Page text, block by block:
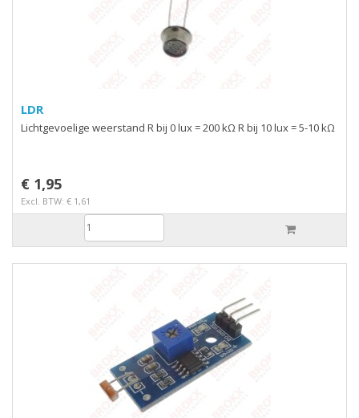
LDR
Lichtgevoelige weerstand R bij 0 lux = 200 kΩ R bij 10 lux = 5-10 kΩ
€ 1,95
Excl. BTW: € 1,61